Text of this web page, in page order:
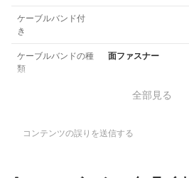
ケーブルバンド付
き
ケーブルバンドの種
類
面ファスナー
全部見る
コンテンツの誤りを送信する